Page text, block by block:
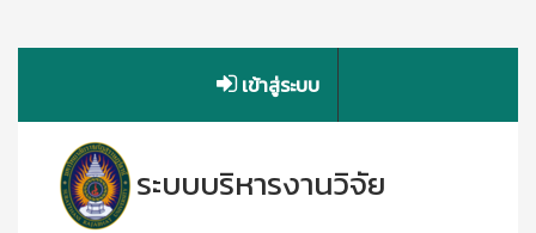
เข้าสู่ระบบ
ระบบบริหารงานวิจัย